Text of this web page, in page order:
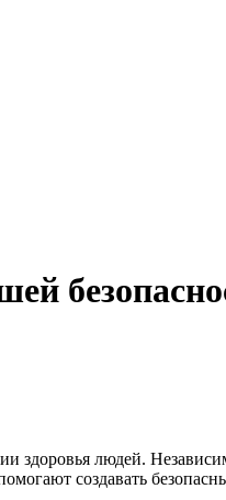
здоровья людей.
создавать